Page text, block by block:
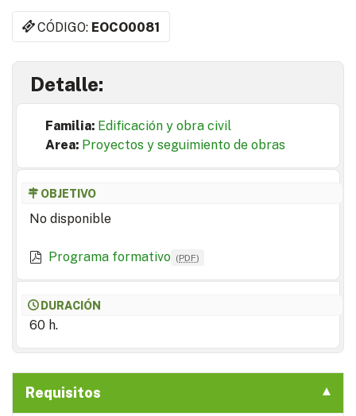
CÓDIGO: EOCO0081
Detalle:
Familia: Edificación y obra civil
Area: Proyectos y seguimiento de obras
OBJETIVO
No disponible
Programa formativo (PDF)
DURACIÓN
60 h.
Requisitos